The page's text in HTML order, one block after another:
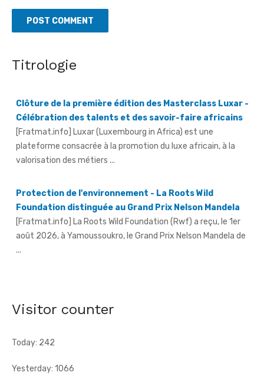
Titrologie
Clôture de la première édition des Masterclass Luxar -
[Fratmat.info] Luxar (Luxembourg in Africa) est une
plateforme consacrée à la promotion du luxe africain, à la
valorisation des métiers ...
Protection de l'environnement - La Roots Wild
[Fratmat.info] La Roots Wild Foundation (Rwf) a reçu, le 1er
août 2026, à Yamoussoukro, le Grand Prix Nelson Mandela de
...
Hervé Renard à la tête des Éléphants - Idriss Diallo
justifient, selon la Fif, son choix ...
Visitor counter
Today: 242
Yesterday: 1066